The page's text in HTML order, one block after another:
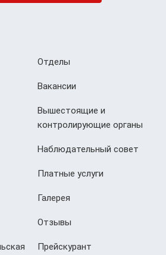
Отделы
Вакансии
Вышестоящие и
контролирующие органы
Наблюдательный совет
Платные услуги
Галерея
Отзывы
Прейскурант